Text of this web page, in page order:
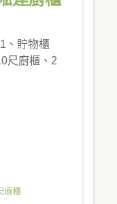
、貯物櫃
尺廚櫃、2
廁櫃